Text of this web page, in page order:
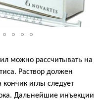
можно рассчитывать на
Раствор должен
кончик иглы следует
Дальнейшие инъекции